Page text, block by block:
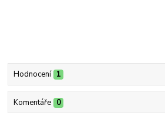
Hodnocení 1
Komentáře 0